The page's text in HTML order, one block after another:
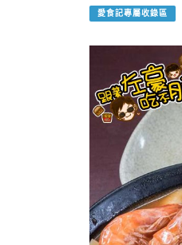
愛食記專屬收錄區